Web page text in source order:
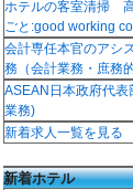
ホテルの客室清掃
ごと:good working
会計専任本官のアシ
務（会計業務・庶務
ASEAN日本政府代表
業務)
新着求人一覧を見る
新着ホテル